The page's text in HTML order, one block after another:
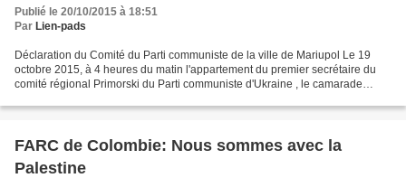
Publié le 20/10/2015 à 18:51
Par Lien-pads
Déclaration du Comité du Parti communiste de la ville de Mariupol Le 19
octobre 2015, à 4 heures du matin l'appartement du premier secrétaire du
comité régional Primorski du Parti communiste d'Ukraine , le camarade
FARC de Colombie: Nous sommes avec la
Palestine